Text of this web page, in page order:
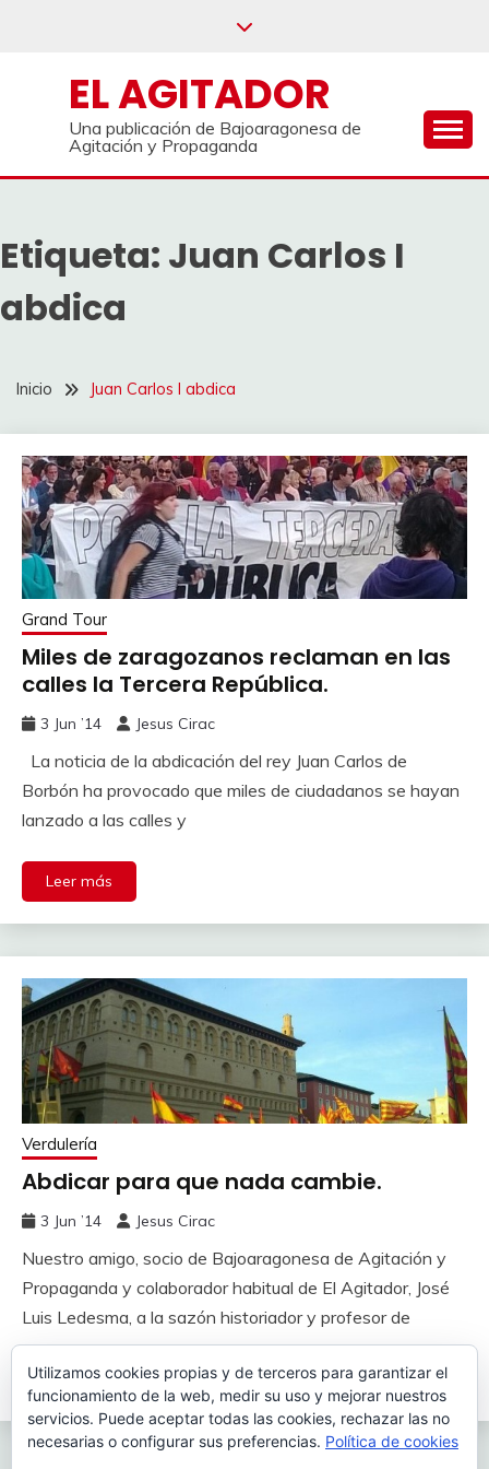
EL AGITADOR
Una publicación de Bajoaragonesa de
Agitación y Propaganda
Etiqueta: Juan Carlos I
abdica
Inicio Juan Carlos I abdica
Grand Tour
Miles de zaragozanos reclaman en las
calles la Tercera República.
3 Jun ’14 Jesus Cirac
La noticia de la abdicación del rey Juan Carlos de
Borbón ha provocado que miles de ciudadanos se hayan
lanzado a las calles y
Leer más
Verdulería
Abdicar para que nada cambie.
3 Jun ’14 Jesus Cirac
Nuestro amigo, socio de Bajoaragonesa de Agitación y
Propaganda y colaborador habitual de El Agitador, José
Luis Ledesma, a la sazón historiador y profesor de
Leer más
Utilizamos cookies propias y de terceros para garantizar el
funcionamiento de la web, medir su uso y mejorar nuestros
servicios. Puede aceptar todas las cookies, rechazar las no
necesarias o configurar sus preferencias. Política de cookies